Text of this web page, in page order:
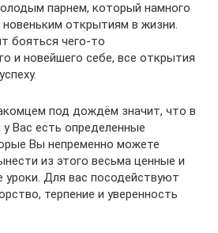
парнем, который намного
открытиям в жизни.
бояться чего-то
и новейшего себе, все открытия
под дождём значит, что в
Вас есть определенные
Вы непременно можете
из этого весьма ценные и
уроки. Для вас посодействуют
терпение и уверенность